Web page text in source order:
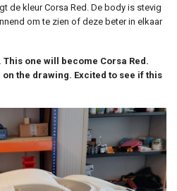
de kleur Corsa Red. De body is stevig
om te zien of deze beter in elkaar
one will become Corsa Red.
the drawing. Excited to see if this